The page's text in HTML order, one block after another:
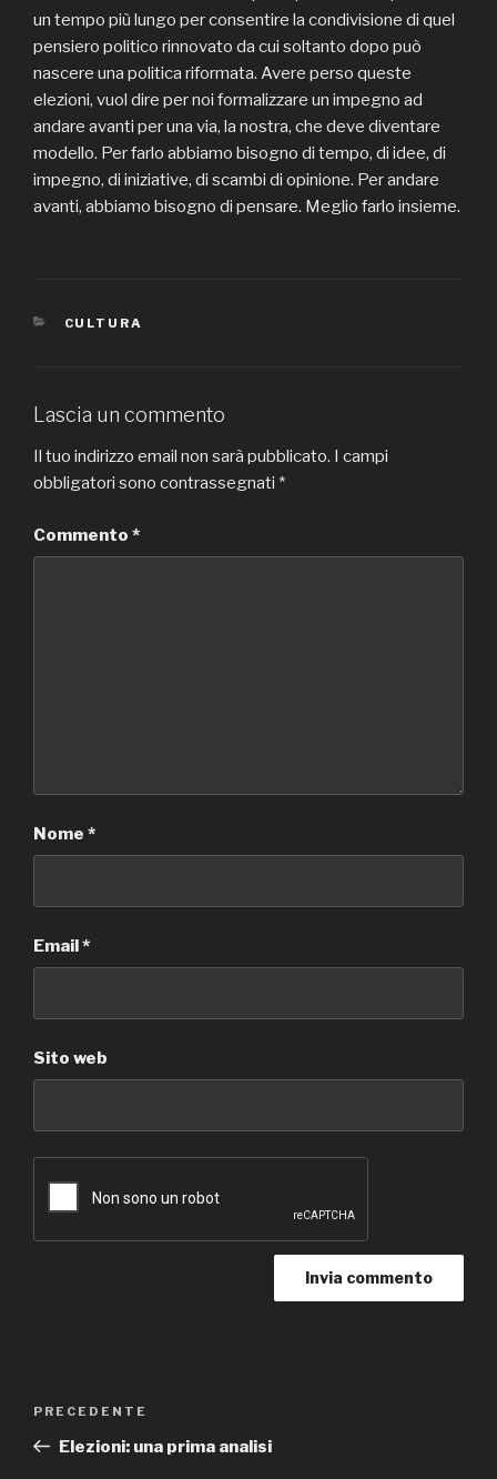
un tempo più lungo per consentire la condivisione di quel
pensiero politico rinnovato da cui soltanto dopo può
nascere una politica riformata. Avere perso queste
elezioni, vuol dire per noi formalizzare un impegno ad
andare avanti per una via, la nostra, che deve diventare
modello. Per farlo abbiamo bisogno di tempo, di idee, di
impegno, di iniziative, di scambi di opinione. Per andare
avanti, abbiamo bisogno di pensare. Meglio farlo insieme.
CATEGORIE
CULTURA
Lascia un commento
Il tuo indirizzo email non sarà pubblicato. I campi
obbligatori sono contrassegnati *
Commento *
Nome *
Email*
Sito web
Articolo
precedente:
PRECEDENTE
Elezioni: una prima analisi